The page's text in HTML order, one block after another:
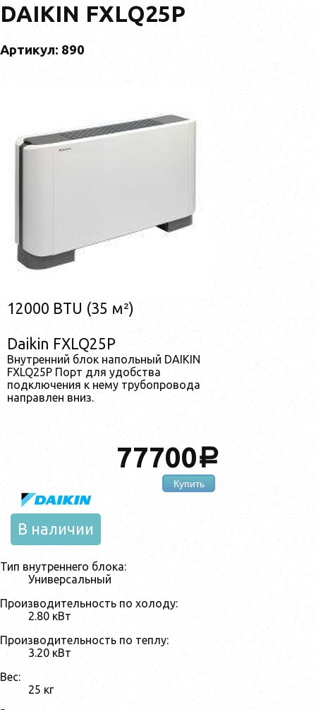
DAIKIN FXLQ25P
Артикул: 890
12000 BTU (35 м²)
Daikin FXLQ25P
Внутренний блок напольный DAIKIN
FXLQ25P Порт для удобства
подключения к нему трубопровода
направлен вниз.
77700a
Купить
В наличии
Тип внутреннего блока:
Универсальный
Производительность по холоду:
2.80 кВт
Производительность по теплу:
3.20 кВт
Вес:
25 кг